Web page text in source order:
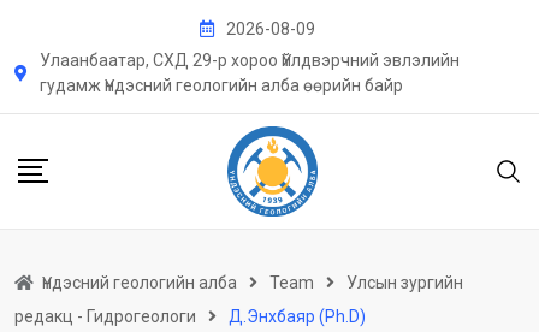
content
2026-08-09
Улаанбаатар, СХД 29-р хороо Үйлдвэрчний эвлэлийн
гудамж Үндэсний геологийн алба өөрийн байр
Үндэсний геологийн алба Team
Улсын зургийн
редакц - Гидрогеологи
Д.Энхбаяр (Ph.D)